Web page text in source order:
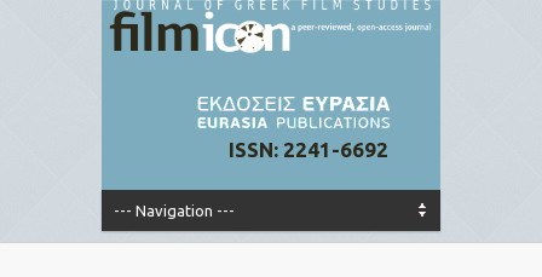
ISSN: 2241-6692